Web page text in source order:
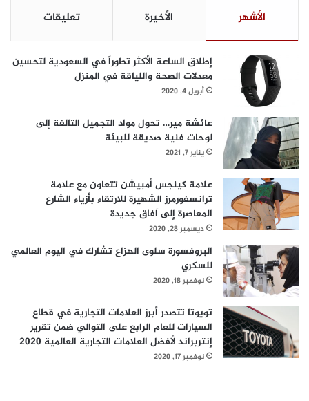
م
ح
ت
و
ى
ا
ل
ل
و
ا
ل
ش
ت
الأشهر الأخيرة تعليقات
إطلاق الساعة الأكثر تطوراً في السعودية لتحسين
معدلات الصحة واللياقة في المنزل
أبريل 4, 2020
عائشة مير… تحول مواد التجميل التالفة إلى
لوحات فنية صديقة للبيئة
يناير 7, 2021
علامة كينجس أمبيشن تتعاون مع علامة
ترانسفورمرز الشهيرة للارتقاء بأزياء الشارع
المعاصرة إلى آفاق جديدة
ديسمبر 28, 2020
البروفسورة سلوى الهزاع تشارك في اليوم العالمي
للسكري
نوفمبر 18, 2020
تويوتا تتصدر أبرز العلامات التجارية في قطاع
السيارات للعام الرابع على التوالي ضمن تقرير
إنتربراند لأفضل العلامات التجارية العالمية 2020
نوفمبر 17, 2020